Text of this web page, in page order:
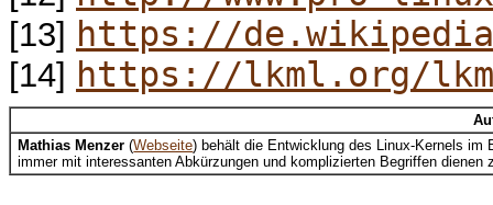
[13] https://
[14] https://lkml.org/
Mathias Menzer (Webseite) behält die Entwicklung des Linux-Kernels im
immer mit interessanten Abkürzungen und komplizierten Begriffen dienen